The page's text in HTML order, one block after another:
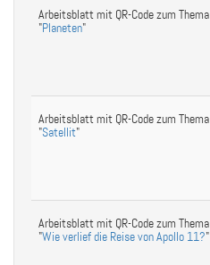
Arbeitsblatt mit QR-Code zum Thema
"Planeten"
Arbeitsblatt mit QR-Code zum Thema
"Satellit"
Arbeitsblatt mit QR-Code zum Thema
"Wie verlief die Reise von Apollo 11?"